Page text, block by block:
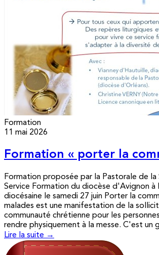
Formation
11 mai 2026
Formation « porter la
Formation proposée par la Pastorale de la
Service Formation du diocèse d'Avignon à
diocésaine le samedi 27 juin Porter la
malades est une manifestation de la
communauté chrétienne pour les
rendre physiquement à la messe. C'est un
Lire la suite →